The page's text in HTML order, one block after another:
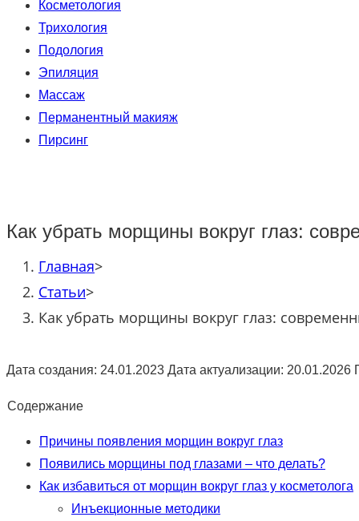
Косметология
Трихология
Подология
Эпиляция
Массаж
Перманентный макияж
Пирсинг
Как убрать морщины вокруг глаз:
Главная>
Статьи>
Как убрать морщины вокруг глаз:
Дата создания: 24.01.2023 Дата актуализации: 20.01.2026
Содержание
Причины появления морщин вокруг глаз
Появились морщины под глазами – что делать?
Как избавиться от морщин вокруг глаз у косметолога
Инъекционные методики